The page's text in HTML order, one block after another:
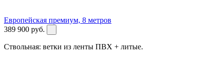
Европейская премиум, 8 метров
389 900 руб.
Ствольная: ветки из ленты ПВХ + литые.